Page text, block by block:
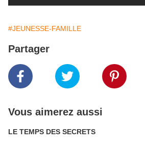
#JEUNESSE-FAMILLE
Partager
Vous aimerez aussi
LE TEMPS DES SECRETS